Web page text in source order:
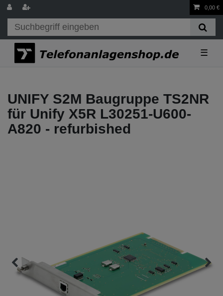
0,00 €
☰
UNIFY S2M Baugruppe TS2NR
für Unify X5R L30251-U600-
A820 - refurbished